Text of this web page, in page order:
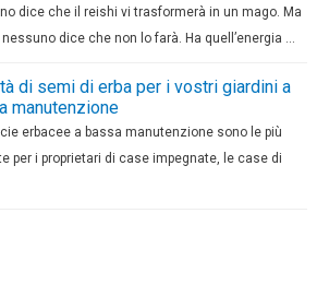
dice che il reishi vi trasformerà in un mago. Ma
dice che non lo farà. Ha quell’energia …
di semi di erba per i vostri giardini a
manutenzione
erbacee a bassa manutenzione sono le più
per i proprietari di case impegnate, le case di